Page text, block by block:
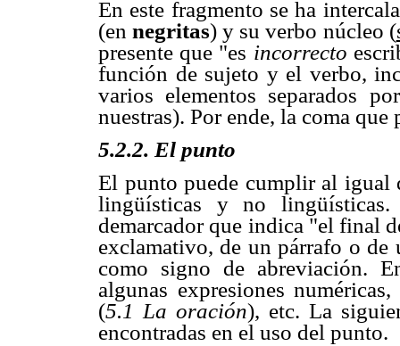
En este fragmento se ha
(ennegritas) y su verbo núcleo (
presente que "es incorrecto
función de sujeto y el verbo,
varios elementos separados
nuestras). Por ende, la coma
5.2.2. El punto
El punto puede cumplir al igual
lingüísticas y no
demarcador que indica "el final
exclamativo, de un párrafo o
como signo de abreviación.
algunas expresiones
(5.1 La oración), etc. La
encontradas en el uso del punto.